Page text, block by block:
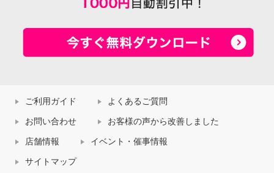
ご利用ガイド よくあるご質問
お問い合わせ お客様の声から改善しました
店舗情報 イベント・催事情報
サイトマップ